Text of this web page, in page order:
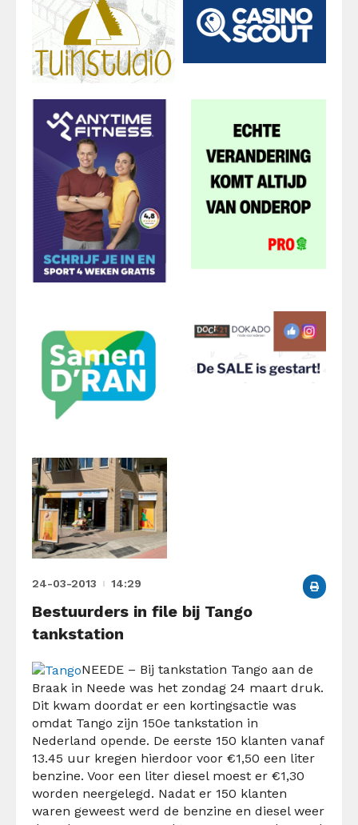
24-03-2013 14:29
Bestuurders in file bij Tango
tankstation
NEEDE – Bij tankstation Tango aan de
Braak in Neede was het zondag 24 maart druk.
Dit kwam doordat er een kortingsactie was
omdat Tango zijn 150e tankstation in
Nederland opende. De eerste 150 klanten vanaf
13.45 uur kregen hierdoor voor €1,50 een liter
benzine. Voor een liter diesel moest er €1,30
worden neergelegd. Nadat er 150 klanten
waren geweest werd de benzine en diesel weer